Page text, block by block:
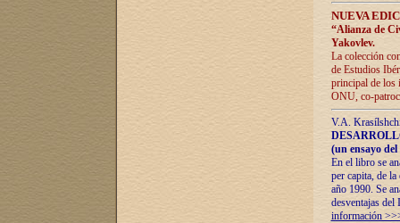
NUEVA
“Alianza de
Yakovlev.
La colección
de Estudios
principal de los
ONU, co-
V.A.
(un ensayo
En el libro se
per capita, de
año 1990. Se
desventajas
información